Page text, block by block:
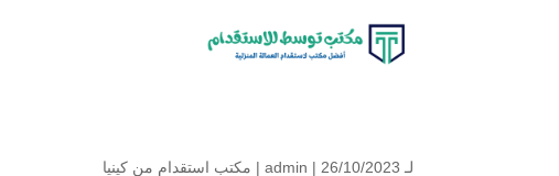
لـ admin | 26/10/2023 | مكتب استقدام من كينيا